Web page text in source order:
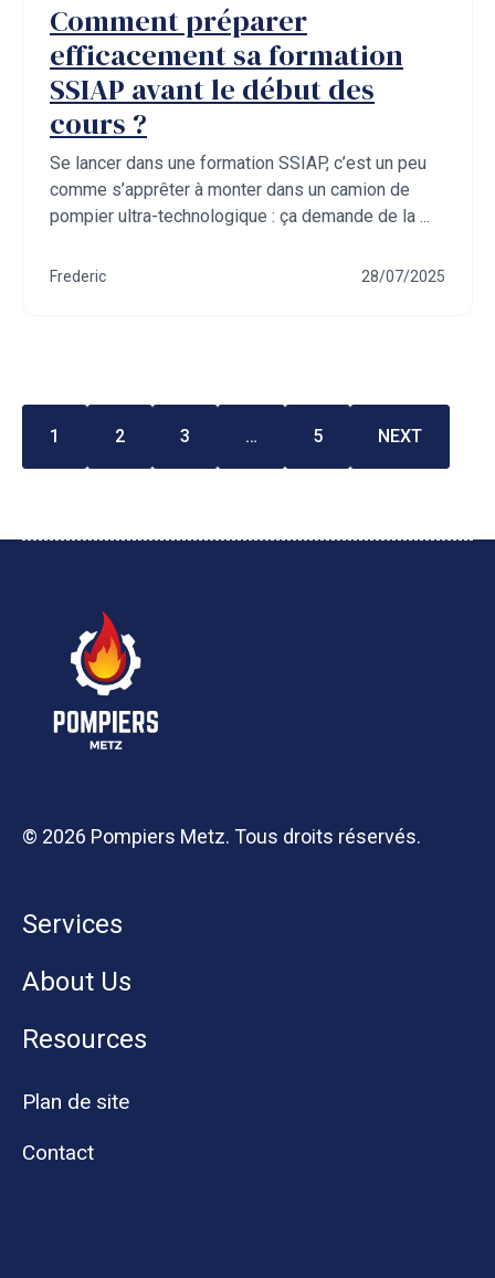
Comment préparer
efficacement sa formation
SSIAP avant le début des
cours ?
Se lancer dans une formation SSIAP, c’est un peu
comme s’apprêter à monter dans un camion de
pompier ultra-technologique : ça demande de la ...
Frederic 28/07/2025
1 2 3 … 5 NEXT
© 2026 Pompiers Metz. Tous droits réservés.
Services
About Us
Resources
Plan de site
Contact